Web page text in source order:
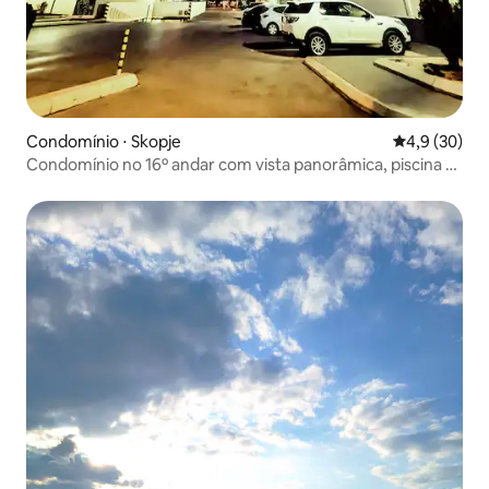
Condomínio ⋅ Skopje 4,9 de uma
4,9 (30)
Condomínio no 16º andar com vista panorâmica, piscina e